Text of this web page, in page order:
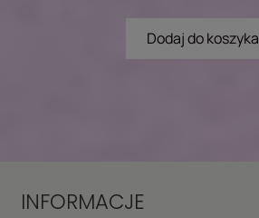
Dodaj do koszyka
INFORMACJE